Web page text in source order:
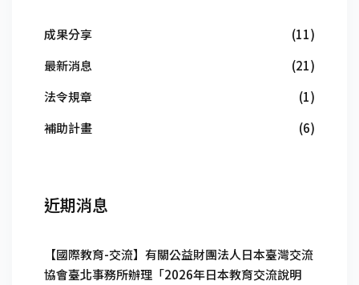
成果分享
(11)
最新消息
(21)
法令規章
(1)
補助計畫
(6)
近期消息
【國際教育-交流】有關公益財團法人日本臺灣交流
協會臺北事務所辦理「2026年日本教育交流說明